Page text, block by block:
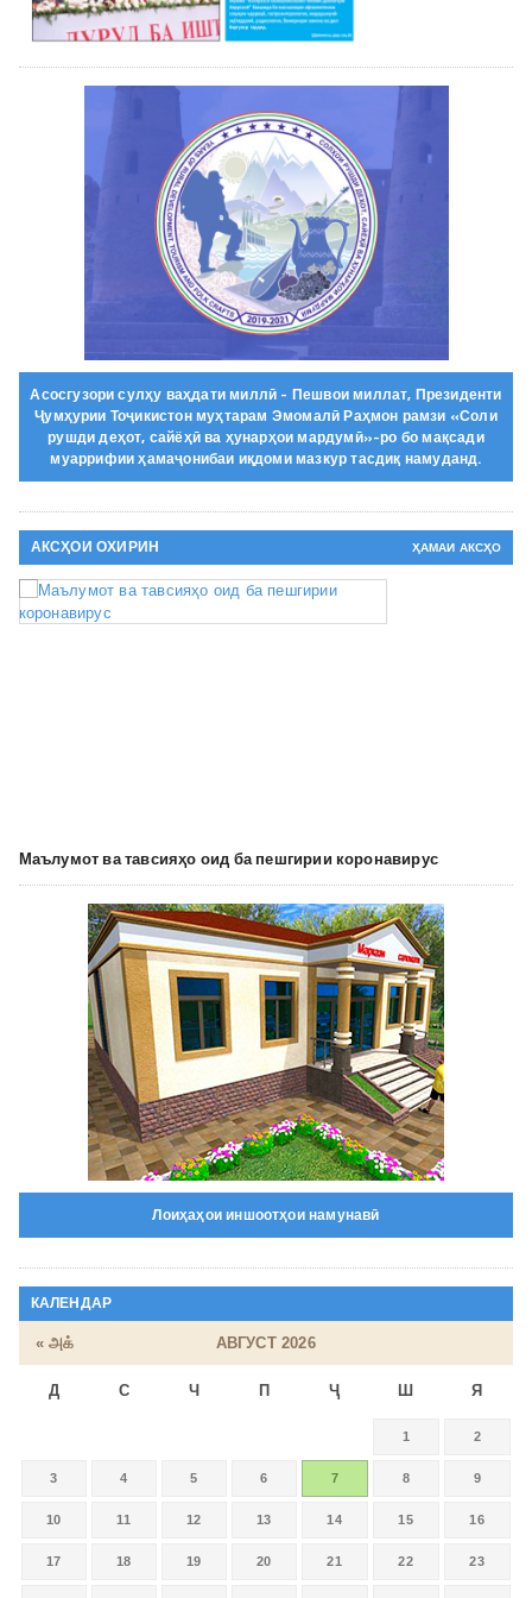
Асосгузори сулҳу ваҳдати миллӣ - Пешвои миллат, Президенти
Ҷумҳурии Тоҷикистон муҳтарам Эмомалӣ Раҳмон рамзи «Соли
рушди деҳот, сайёҳӣ ва ҳунарҳои мардумӣ»-ро бо мақсади
муаррифии ҳамаҷонибаи иқдоми мазкур тасдиқ намуданд.
АКСҲОИ ОХИРИН ҲАМАИ АКСҲО
Маълумот ва тавсияҳо оид ба пешгирии коронавирус
Лоиҳаҳои иншоотҳои намунавӣ
КАЛЕНДАР
АВГУСТ 2026
Д С Ч П Ҷ Ш Я
« அக்
1 2
3 4 5 6 7 8 9
10 11 12 13 14 15 16
17 18 19 20 21 22 23